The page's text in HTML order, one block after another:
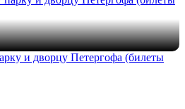
и дворцу Петергофа (билеты